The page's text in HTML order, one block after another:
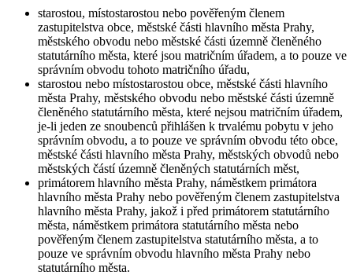
starostou, místostarostou nebo pověřeným členem
zastupitelstva obce, městské části hlavního města Prahy,
městského obvodu nebo městské části územně členěného
statutárního města, které jsou matričním úřadem, a to pouze ve
správním obvodu tohoto matričního úřadu,
starostou nebo místostarostou obce, městské části hlavního
města Prahy, městského obvodu nebo městské části územně
členěného statutárního města, které nejsou matričním úřadem,
je-li jeden ze snoubenců přihlášen k trvalému pobytu v jeho
správním obvodu, a to pouze ve správním obvodu této obce,
městské části hlavního města Prahy, městských obvodů nebo
městských částí územně členěných statutárních měst,
primátorem hlavního města Prahy, náměstkem primátora
hlavního města Prahy nebo pověřeným členem zastupitelstva
hlavního města Prahy, jakož i před primátorem statutárního
města, náměstkem primátora statutárního města nebo
pověřeným členem zastupitelstva statutárního města, a to
pouze ve správním obvodu hlavního města Prahy nebo
statutárního města.